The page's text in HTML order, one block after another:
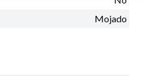
Mojado